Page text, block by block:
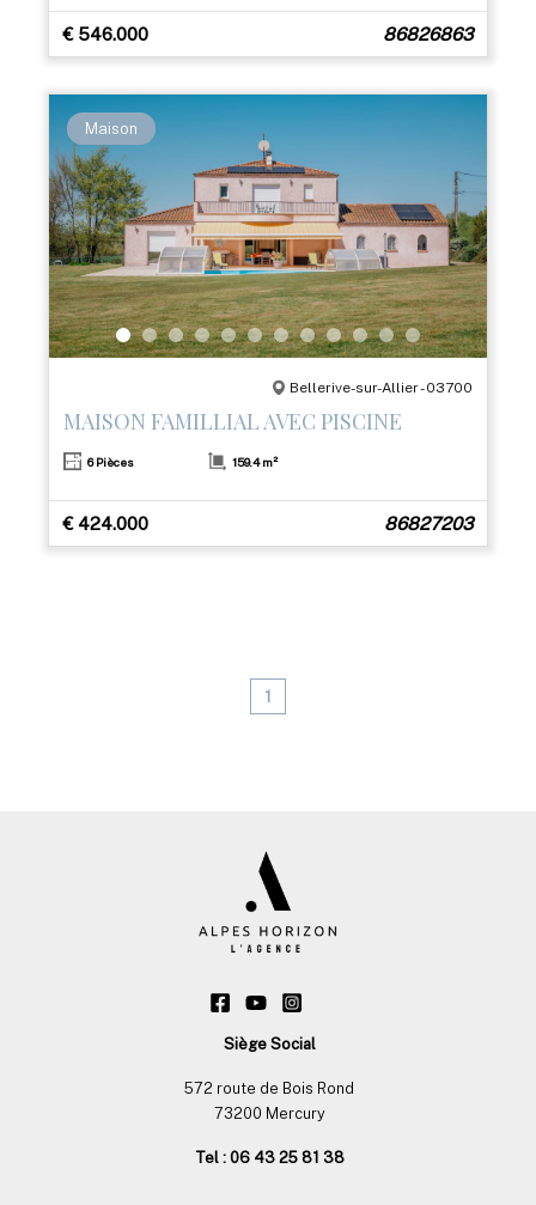
€ 546.000 86826863
Maison
Bellerive-sur-Allier - 03700
MAISON FAMILLIAL AVEC PISCINE
6 Pièces 159.4 m²
€ 424.000 86827203
1
Siège Social
572 route de Bois Rond
73200 Mercury
Tel : 06 43 25 81 38